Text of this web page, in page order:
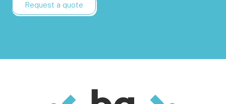
Request a quote